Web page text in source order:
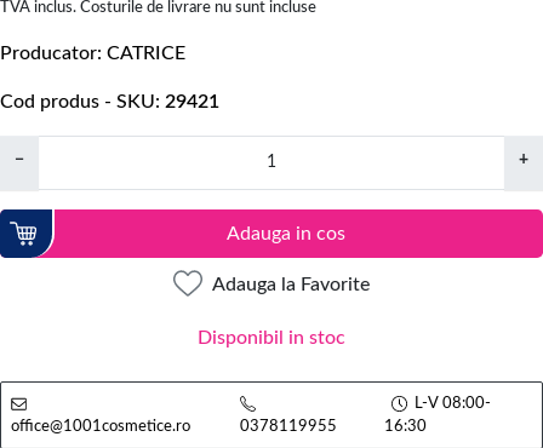
TVA inclus. Costurile de livrare nu sunt incluse
Producator CATRICE
Cod produs - SKU 29421
− +
Adauga in cos
Adauga la Favorite
Disponibil in stoc
office@1001cosmetice.ro 0378119955
L-V 08:00-
16:30